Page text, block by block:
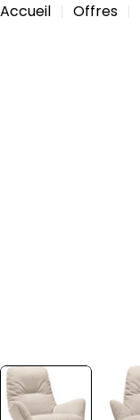
Accueil Offres